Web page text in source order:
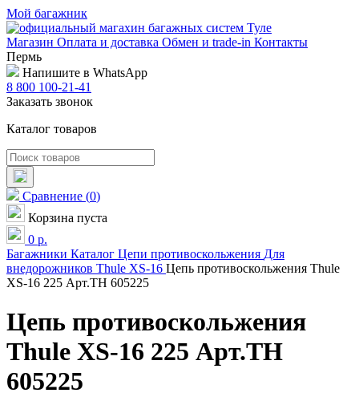
Мой багажник
Магазин Оплата и доставка Обмен и trade-in Контакты
Пермь
Напишите в WhatsApp
8 800 100-21-41
Заказать звонок
Каталог товаров
Сравнение (0)
Корзина пуста
0 р.
Багажники Каталог Цепи противоскольжения Для
внедорожников Thule XS-16 Цепь противоскольжения Thule
XS-16 225 Арт.TH 605225
Цепь противоскольжения
Thule XS-16 225 Арт.TH
605225